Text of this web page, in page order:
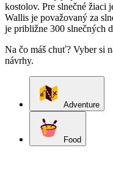
kostolov. Pre slnečné žiaci
Wallis je považovaný za
je približne 300 slnečných
Na čo máš chuť? Vyber si
návrhy.
Adventure
Food